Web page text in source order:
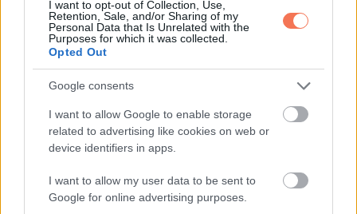
I want to opt-out of Collection, Use,
Retention, Sale, and/or Sharing of my
Personal Data that Is Unrelated with the
Purposes for which it was collected.
Opted Out
Google consents
I want to allow Google to enable storage
related to advertising like cookies on web or
device identifiers in apps.
I want to allow my user data to be sent to
Google for online advertising purposes.
KÖVETKEZŐ POSZT
VICC: A szőke nő meséli az anyjának hogy
nőgyógyásznál járt
További bejegyzések